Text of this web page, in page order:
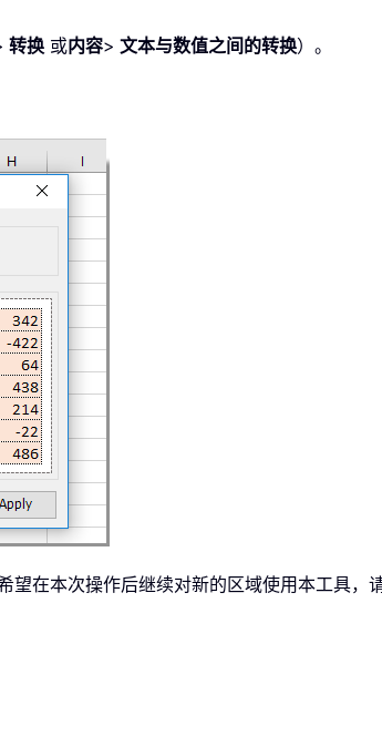
转换 或内容> 文本与数值之间的转换）。
望在本次操作后继续对新的区域使用本工具，